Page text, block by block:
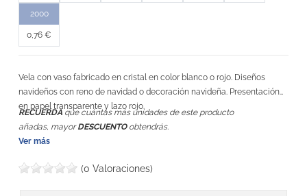
2000
0,76 €
Vela con vaso fabricado en cristal en color blanco o rojo. Diseños
navideños con reno de navidad o decoración navideña. Presentación
en papel transparente y lazo rojo.
RECUERDA que cuántas más unidades de este producto
añadas, mayorDESCUENTOobtendrás.
Ver más
(0 Valoraciones)